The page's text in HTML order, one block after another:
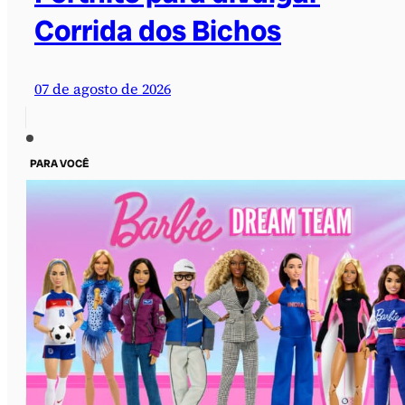
Corrida dos Bichos
07 de agosto de 2026
PARA VOCÊ